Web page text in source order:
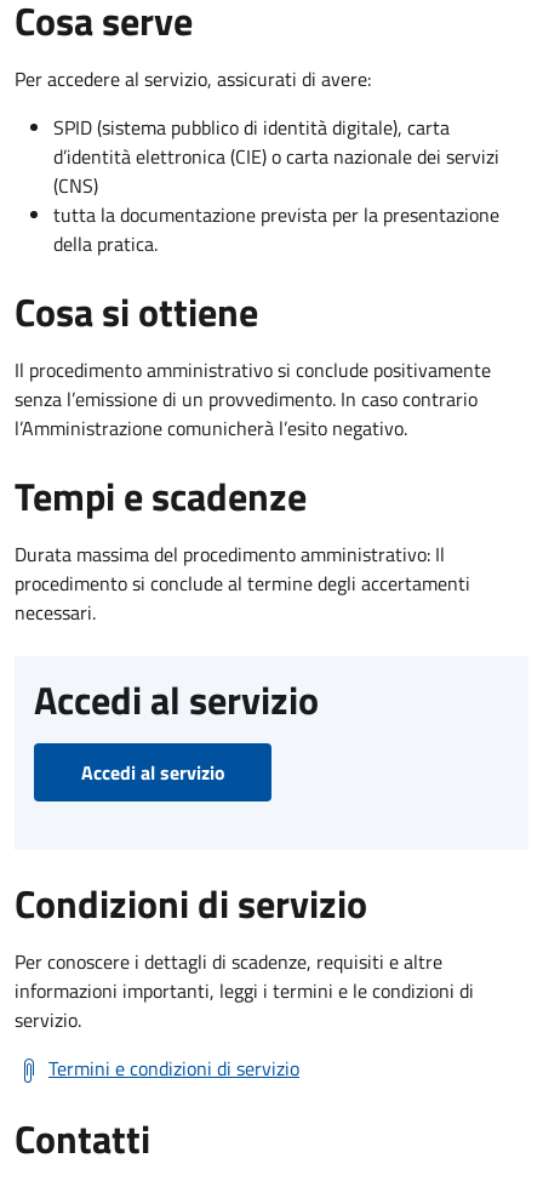
Cosa serve
Per accedere al servizio, assicurati di avere:
SPID (sistema pubblico di identità digitale), carta
d’identità elettronica (CIE) o carta nazionale dei servizi
(CNS)
tutta la documentazione prevista per la presentazione
della pratica.
Cosa si ottiene
Il procedimento amministrativo si conclude positivamente
senza l’emissione di un provvedimento. In caso contrario
l’Amministrazione comunicherà l’esito negativo.
Tempi e scadenze
Durata massima del procedimento amministrativo: Il
procedimento si conclude al termine degli accertamenti
necessari.
Accedi al servizio
Accedi al servizio
Condizioni di servizio
Per conoscere i dettagli di scadenze, requisiti e altre
informazioni importanti, leggi i termini e le condizioni di
servizio.
Termini e condizioni di servizio
Contatti